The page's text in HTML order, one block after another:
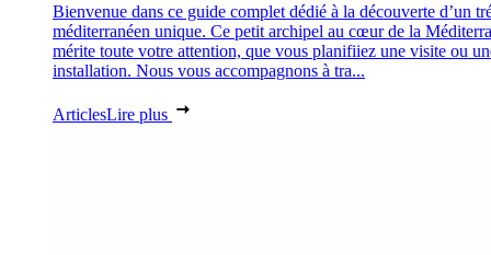
Bienvenue dans ce guide complet dédié à la découverte d’un
méditerranéen unique. Ce petit archipel au cœur de la
mérite toute votre attention, que vous planifiiez une visite ou
installation. Nous vous accompagnons à tra...
ArticlesLire plus